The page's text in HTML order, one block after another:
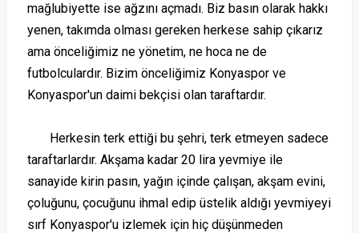
mağlubiyette ise ağzını açmadı. Biz basın olarak hakkı
yenen, takımda olması gereken herkese sahip çıkarız
ama önceliğimiz ne yönetim, ne hoca ne de
futbolculardır. Bizim önceliğimiz Konyaspor ve
Konyaspor'un daimi bekçisi olan taraftardır.
Herkesin terk ettiği bu şehri, terk etmeyen sadece
taraftarlardır. Akşama kadar 20 lira yevmiye ile
sanayide kirin pasın, yağın içinde çalışan, akşam evini,
çoluğunu, çocuğunu ihmal edip üstelik aldığı yevmiyeyi
sırf Konyaspor'u izlemek için hiç düşünmeden